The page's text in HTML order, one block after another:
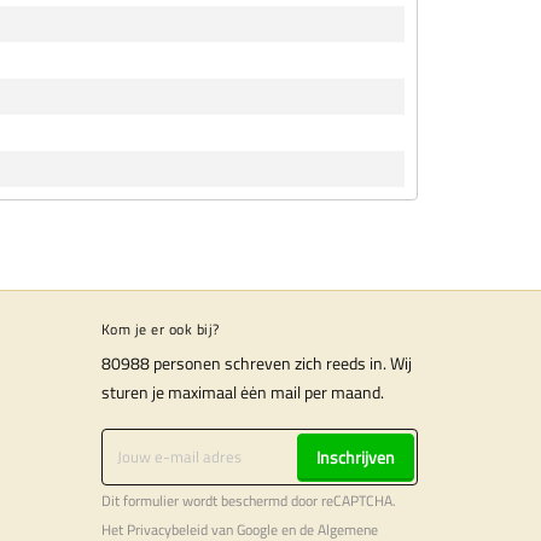
Kom je er ook bij?
80988 personen schreven zich reeds in. Wij
sturen je maximaal ėėn mail per maand.
Inschrijven
Dit formulier wordt beschermd door reCAPTCHA.
Het Privacybeleidvan Google en deAlgemene